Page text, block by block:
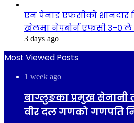
एन पेनाङ एफसीको शानदार
खेलमा नेपबोर्न एफसी ३–० ले
3 days ago
Most Viewed Posts
1 week ago
बाग्लुङका प्रमुख सेनानी
वीर दल गणको गणपति